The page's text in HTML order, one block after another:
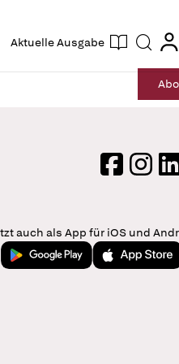
Aktuelle Ausgabe Suche
login
Abo
Facebook
auch als App für iOS und
Jetzt bei Google PlayLaden im App